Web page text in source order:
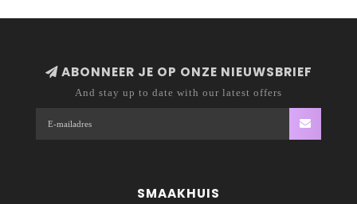
ABONNEER JE OP ONZE NIEUWSBRIEF
And stay up to date with our latest offers
SMAAKHUIS